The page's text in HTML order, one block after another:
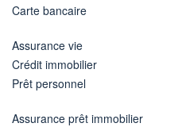
Carte bancaire
Assurance vie
Crédit immobilier
Prêt personnel
Assurance prêt immobilier